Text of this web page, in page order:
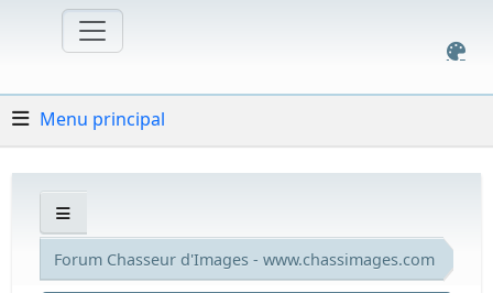
Menu principal
Forum Chasseur d'Images - www.chassimages.com